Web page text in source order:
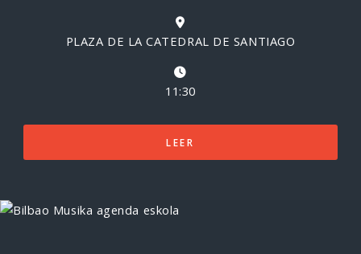
PLAZA DE LA CATEDRAL DE SANTIAGO
11:30
LEER